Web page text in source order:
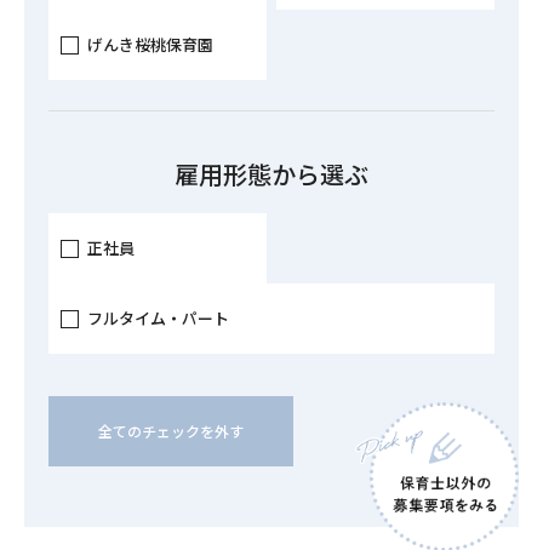
げんき桜桃保育園
雇用形態から選ぶ
正社員
フルタイム・パート